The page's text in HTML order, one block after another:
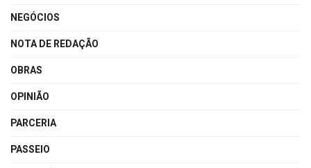
NEGÓCIOS
NOTA DE REDAÇÃO
OBRAS
OPINIÃO
PARCERIA
PASSEIO